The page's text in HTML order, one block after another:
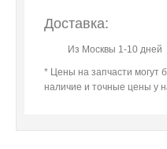
Доставка:
Из Москвы 1-10 дней
* Цены на запчасти могут
наличие и точные цены у